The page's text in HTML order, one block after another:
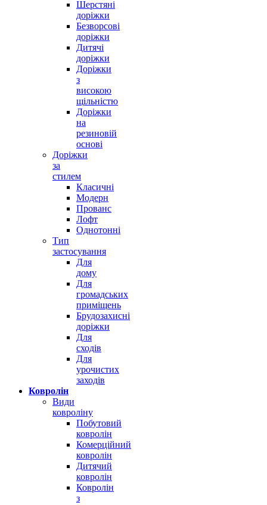
Шерстяні
доріжки
Безворсові
доріжки
Дитячі
доріжки
Доріжки
з
високою
щільністю
Доріжки
на
резиновій
основі
Доріжки
за
стилем
Класичні
Модерн
Прованс
Лофт
Однотонні
Тип
застосування
Для
дому
Для
громадських
приміщень
Брудозахисні
доріжки
Для
сходів
Для
урочистих
заходів
Ковролін
Види
ковроліну
Побутовий
ковролін
Комерційний
ковролін
Дитячий
ковролін
Ковролін
з